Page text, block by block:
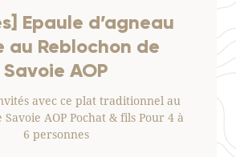
Epaule d’agneau
au Reblochon de
Savoie AOP
avec ce plat traditionnel au
AOP Pochat & fils Pour 4 à
6 personnes